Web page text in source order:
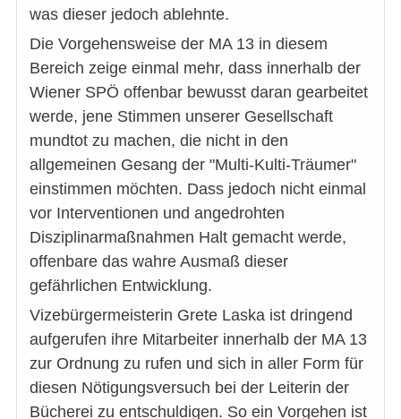
was dieser jedoch ablehnte.
Die Vorgehensweise der MA 13 in diesem
Bereich zeige einmal mehr, dass innerhalb der
Wiener SPÖ offenbar bewusst daran gearbeitet
werde, jene Stimmen unserer Gesellschaft
mundtot zu machen, die nicht in den
allgemeinen Gesang der "Multi-Kulti-Träumer"
einstimmen möchten. Dass jedoch nicht einmal
vor Interventionen und angedrohten
Disziplinarmaßnahmen Halt gemacht werde,
offenbare das wahre Ausmaß dieser
gefährlichen Entwicklung.
Vizebürgermeisterin Grete Laska ist dringend
aufgerufen ihre Mitarbeiter innerhalb der MA 13
zur Ordnung zu rufen und sich in aller Form für
diesen Nötigungsversuch bei der Leiterin der
Bücherei zu entschuldigen. So ein Vorgehen ist